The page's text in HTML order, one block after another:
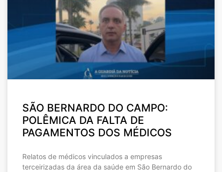
SÃO BERNARDO DO CAMPO:
POLÊMICA DA FALTA DE
PAGAMENTOS DOS MÉDICOS
Relatos de médicos vinculados a empresas
terceirizadas da área da saúde em São Bernardo do